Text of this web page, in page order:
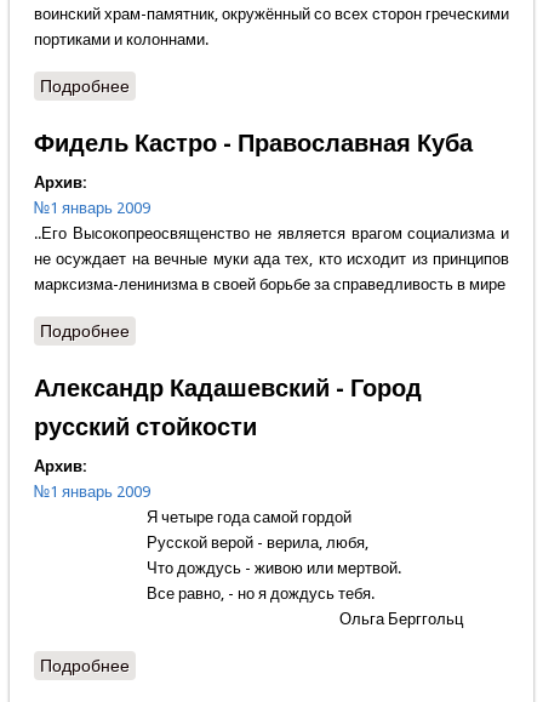
воинский храм-памятник, окружённый со всех сторон греческими
портиками и колоннами.
Подробнеео О.Феодор - Воинский Храм
Фидель Кастро - Православная Куба
Архив:
№1 январь 2009
..Его Высокопреосвященство не является врагом социализма и
не осуждает на вечные муки ада тех, кто исходит из принципов
марксизма-ленинизма в своей борьбе за справедливость в мире
Подробнеео Фидель Кастро - Православная Куба
Александр Кадашевский - Город
русский стойкости
Архив:
№1 январь 2009
Я четыре года самой гордой
Русской верой - верила, любя,
Что дождусь - живою или мертвой.
Все равно, - но я дождусь тебя.
Ольга Берггольц
Подробнеео Александр Кадашевский - Город русский